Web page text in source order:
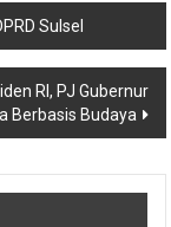
Sulsel
RI, PJ Gubernur
Berbasis Budaya